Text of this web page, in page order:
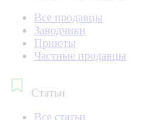
Все продавцы
Заводчики
Приюты
Частные продавцы
Статьи
Все статьи